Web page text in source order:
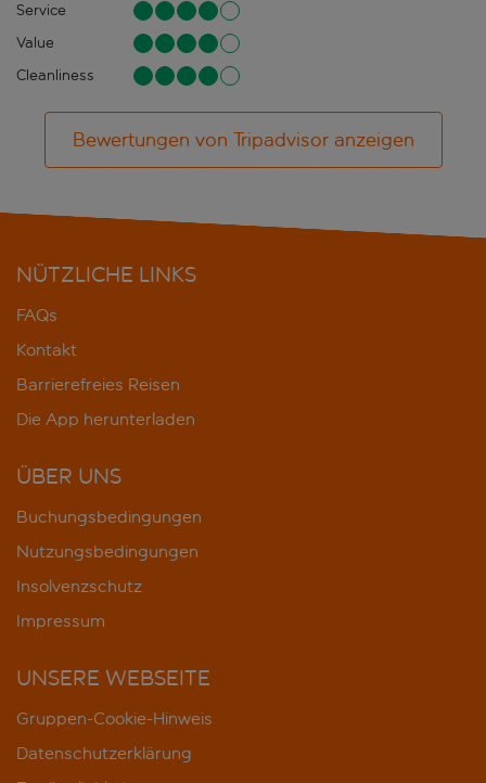
Service
Value
Cleanliness
Bewertungen von Tripadvisor anzeigen
NÜTZLICHE LINKS
FAQs
Kontakt
Barrierefreies Reisen
Die App herunterladen
ÜBER UNS
Buchungsbedingungen
Nutzungsbedingungen
Insolvenzschutz
Impressum
UNSERE WEBSEITE
Gruppen-Cookie-Hinweis
Datenschutzerklärung